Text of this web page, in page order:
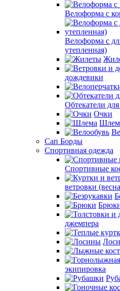
Велоформа с
Велоформа с
утепленная)
дождевики
Обтекатели
Очки
Сап Борды
Спортивная одежда
Спортивные
ветровки
джемпера
экипировка